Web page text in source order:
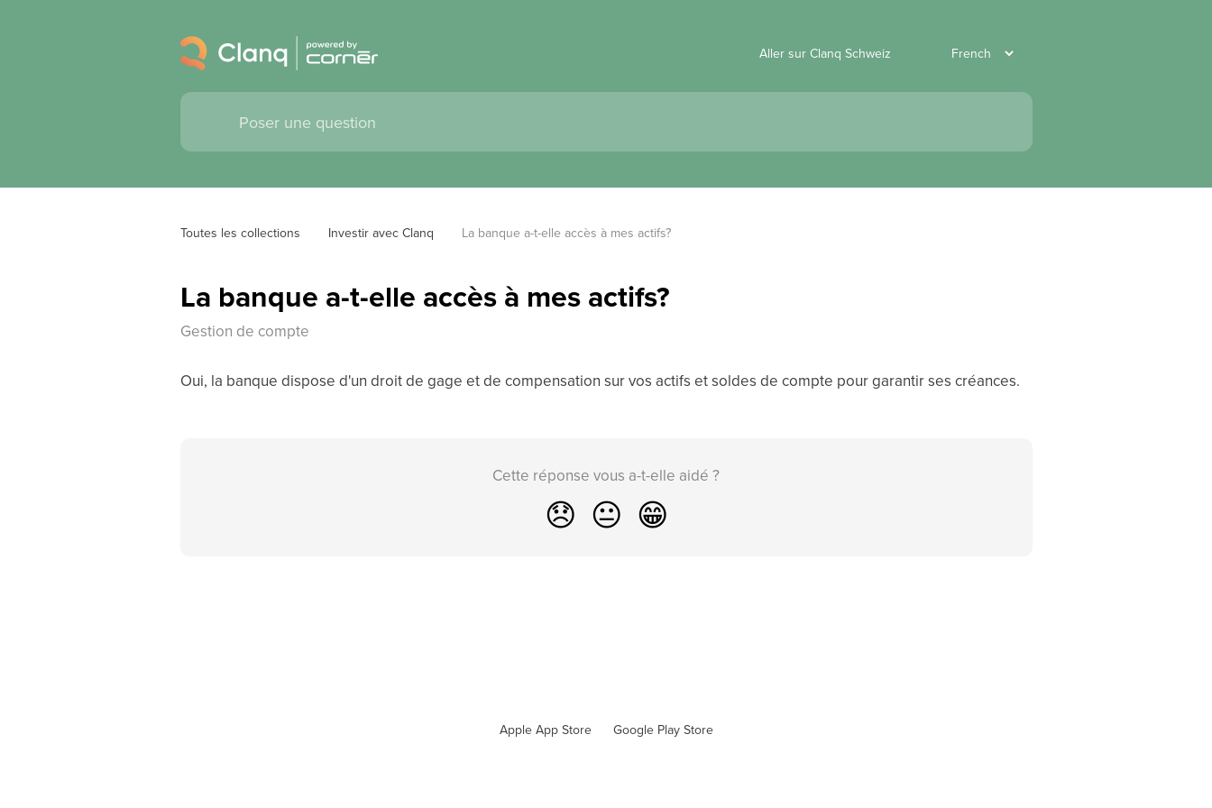
Aller sur Clanq Schweiz
Toutes les collections Investir avec Clanq La banque a-t-elle accès à mes actifs?
La banque a-t-elle accès à mes actifs?
Gestion de compte
Oui, la banque dispose d'un droit de gage et de compensation sur vos actifs et soldes de compte pour garantir ses créances.
Cette réponse vous a-t-elle aidé ?
😞 😐 😁
Apple App Store Google Play Store